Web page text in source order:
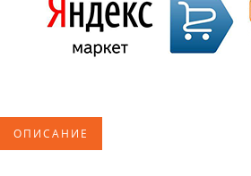
ОПИСАНИЕ